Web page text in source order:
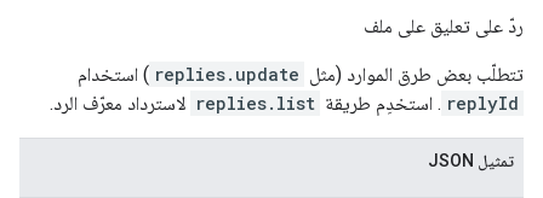
ردّ على تعليق على ملف
تتطلّب بعض طرق الموارد (مثل replies.update ) استخدام
replyId . استخدِم طريقة replies.list لاسترداد معرّف الرد.
تمثيل JSON